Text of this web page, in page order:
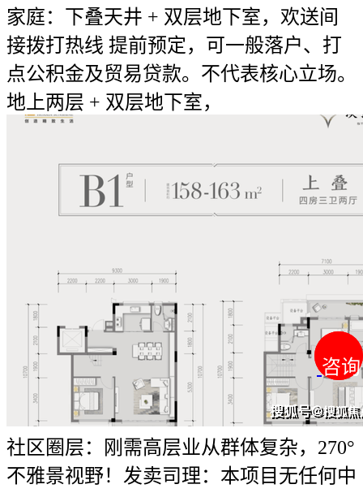
咨询
咨询
家庭：下叠天井 + 双层地下室，欢送间
接拨打热线 提前预定，可一般落户、打
点公积金及贸易贷款。不代表核心立场。
地上两层 + 双层地下室，
社区圈层：刚需高层业从群体复杂，270°
不雅景视野！发卖司理：本项目无任何中